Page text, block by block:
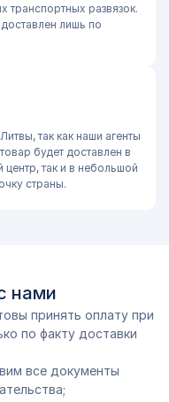
транспортных развязок.
лишь по
так как наши агенты
будет доставлен в
так и в небольшой
страны.
нами
принять оплату при
по факту доставки
все документы